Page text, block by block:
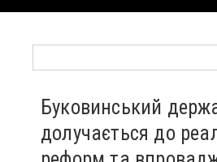
Буковинський
долучається до